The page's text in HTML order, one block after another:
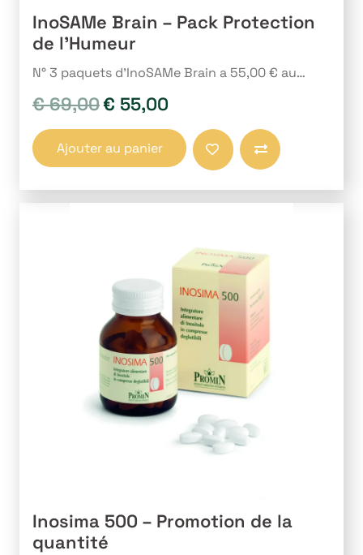
InoSAMe Brain – Pack Protection
de l’Humeur
N° 3 paquets d’InoSAMe Brain a 55,00 € au…
€69,00Le
initial
était :
€ 69,00.
€ 55,00
actuel
est :
€ 55,00.
Ajouter au panier
Inosima 500 – Promotion de la
quantité